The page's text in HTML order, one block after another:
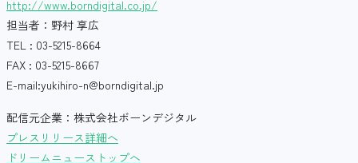
http://www.borndigital.co.jp/
担当者：野村 享広
TEL : 03-5215-8664
FAX : 03-5215-8667
E-mail:yukihiro-n@borndigital.jp
配信元企業：株式会社ボーンデジタル
プレスリリース詳細へ
ドリームニューストップへ